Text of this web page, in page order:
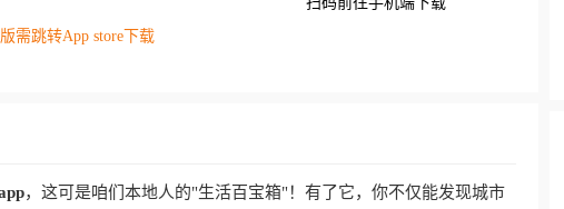
需跳转App store下载
，这可是咱们本地人的"生活百宝箱"！有了它，你不仅能发现城市